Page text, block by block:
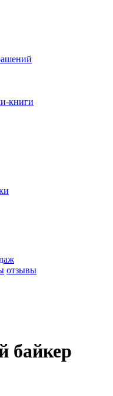
книги
отзывы
байкер